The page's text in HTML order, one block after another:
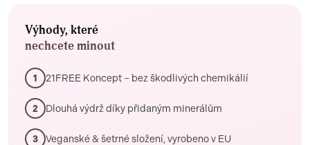
Výhody, které
nechcete minout
1 21FREE Koncept – bez škodlivých chemikálií
2 Dlouhá výdrž díky přidaným minerálům
3 Veganské & šetrné složení, vyrobeno v EU